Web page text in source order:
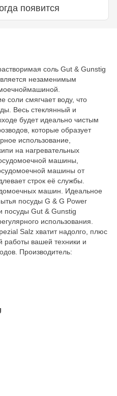
появится
соль Gut & Gunstig
незаменимым
соли смягчает воду, что
Весь стеклянный и
будет идеально чистым
которые образует
использование,
на нагревательных
машины,
машины от
строк её службы.
машин. Идеальное
посуды G & G Power
посуды Gut & Gunstig
использования.
Salz хватит надолго, плюс
работы вашей техники и
Производитель: